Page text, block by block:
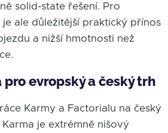
solid-state řešení. Pro
ale důležitější praktický přínos
a nižší hmotnosti než
pro evropský a český trh
Karmy a Factorialu na český
je extrémně nišový